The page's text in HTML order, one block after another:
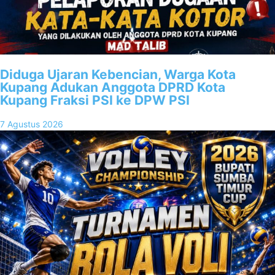
Diduga Ujaran Kebencian, Warga Kota
Kupang Adukan Anggota DPRD Kota
Kupang Fraksi PSI ke DPW PSI
7 Agustus 2026